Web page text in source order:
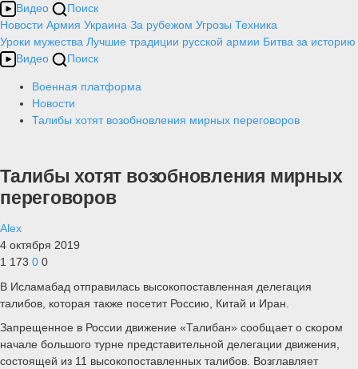
Видео
Поиск
Новости Армия Украина За рубежом Угрозы Техника
Уроки мужества Лучшие традиции русской армии Битва за историю
Видео
Поиск
Военная платформа
Новости
Талибы хотят возобновления мирных переговоров
Талибы хотят возобновления мирных
переговоров
Alex
4 октября 2019
1 173 0 0
В Исламабад отправилась высокопоставленная делегация
талибов, которая также посетит Россию, Китай и Иран.
Запрещенное в России движение «Талибан» сообщает о скором
начале большого турне представительной делегации движения,
состоящей из 11 высокопоставленных талибов. Возглавляет